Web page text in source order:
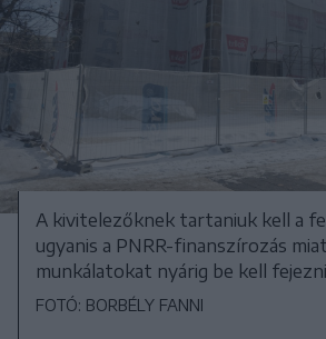
A kivitelezőknek tartaniuk kell a
ugyanis a PNRR-finanszírozás
munkálatokat nyárig be kell
FOTÓ: BORBÉLY FANNI